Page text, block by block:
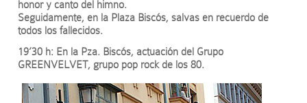
honor y canto del himno.
Seguidamente, en la Plaza Biscós, salvas en recuerdo de
todos los fallecidos.
19’30 h: En la Pza. Biscós, actuación del Grupo
GREENVELVET, grupo pop rock de los 80.